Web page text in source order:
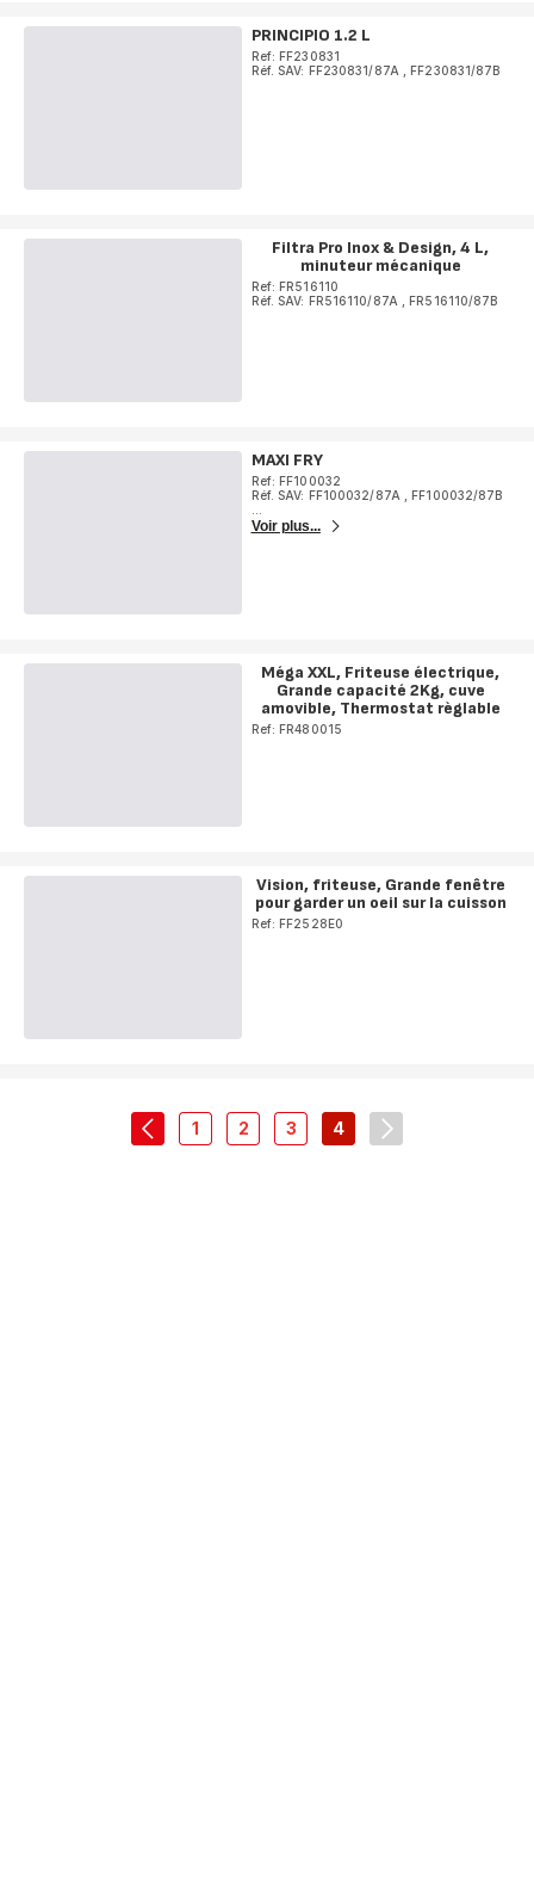
PRINCIPIO 1.2 L
Ref: FF230831
Réf. SAV: FF230831/87A
,FF230831/87B
Filtra Pro Inox & Design, 4 L,
minuteur mécanique
Ref: FR516110
Réf. SAV: FR516110/87A
,FR516110/87B
MAXI FRY
Ref: FF100032
Réf. SAV: FF100032/87A
FF100032/87B
Voir plus...
Méga XXL, Friteuse électrique,
Grande capacité 2Kg, cuve
amovible, Thermostat règlable
Ref: FR480015
Vision, friteuse, Grande fenêtre
pour garder un oeil sur la cuisson
Ref: FF2528E0
navigation.pagination.actions.prev
1-
2
-
3
-
4
-